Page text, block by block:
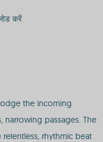
करें
the incoming
passages. The
rhythmic beat